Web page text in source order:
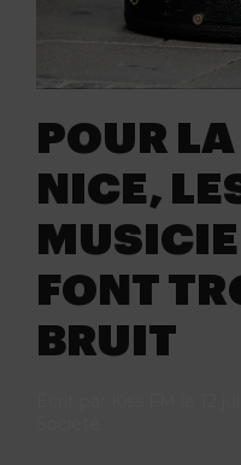
POUR
NICE,
FONT
BRUIT